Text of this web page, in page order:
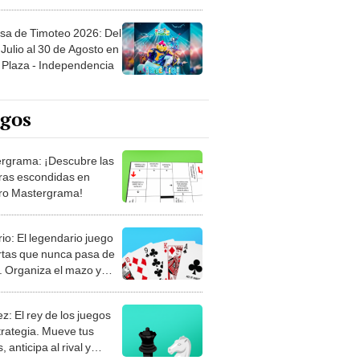
de Timoteo 2026: Del
al 30 de Agosto en
- Independencia
¡Descubre las
escondidas en
Mastergrama!
El legendario juego
que nunca pasa de
Organiza el mazo y
El rey de los juegos
Mueve tus
anticipa al rival y